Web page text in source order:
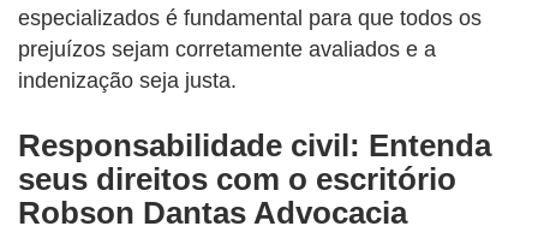
especializados é fundamental para que todos os
prejuízos sejam corretamente avaliados e a
indenização seja justa.
Responsabilidade civil: Entenda
seus direitos com o escritório
Robson Dantas Advocacia